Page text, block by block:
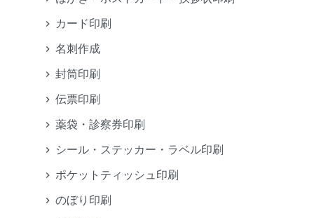
カード印刷
名刺作成
封筒印刷
伝票印刷
薬袋・診察券印刷
シール・ステッカー・ラベル印刷
ポケットティッシュ印刷
のぼり印刷